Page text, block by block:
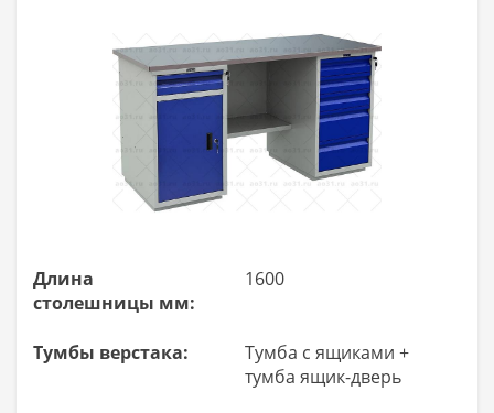
Длина
столешницы мм:
1600
Тумбы верстака:
Тумба с ящиками +
тумба ящик-дверь